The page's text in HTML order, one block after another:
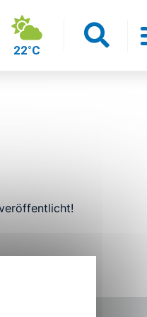
22°C